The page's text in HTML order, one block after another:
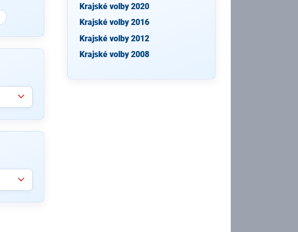
Krajské volby 2020
Krajské volby 2016
Krajské volby 2012
Krajské volby 2008